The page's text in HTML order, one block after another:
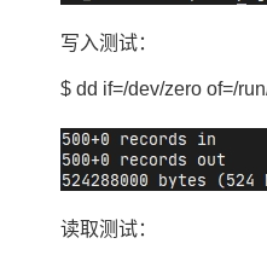
写入测试：
$ dd if=/dev/zero of=/
读取测试：